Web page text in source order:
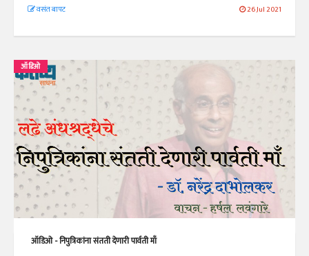
वसंत बापट 26 Jul 2021
ऑडिओ
ऑडिओ - निपुत्रिकांना संतती देणारी पार्वती माँ